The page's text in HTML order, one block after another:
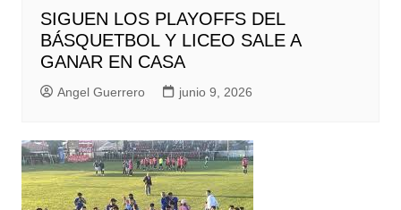
SIGUEN LOS PLAYOFFS DEL
BÁSQUETBOL Y LICEO SALE A
GANAR EN CASA
Angel Guerrero junio 9, 2026